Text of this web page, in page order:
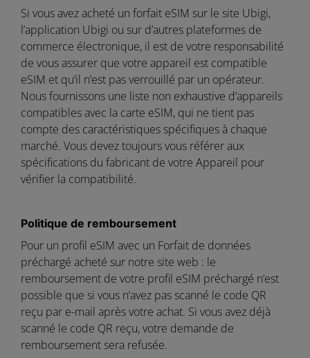
Si vous avez acheté un forfait eSIM sur le site Ubigi,
l’application Ubigi ou sur d’autres plateformes de
commerce électronique, il est de votre responsabilité
de vous assurer que votre appareil est compatible
eSIM et qu’il n’est pas verrouillé par un opérateur.
Nous fournissons une liste non exhaustive d’appareils
compatibles avec la carte eSIM, qui ne tient pas
compte des caractéristiques spécifiques à chaque
marché. Vous devez toujours vous référer aux
spécifications du fabricant de votre Appareil pour
vérifier la compatibilité.
Politique de remboursement
Pour un profil eSIM avec un Forfait de données
préchargé acheté sur notre site web : le
remboursement de votre profil eSIM préchargé n’est
possible que si vous n’avez pas scanné le code QR
reçu par e-mail après votre achat. Si vous avez déjà
scanné le code QR reçu, votre demande de
remboursement sera refusée.